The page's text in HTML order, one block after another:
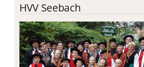
HVV Seebach